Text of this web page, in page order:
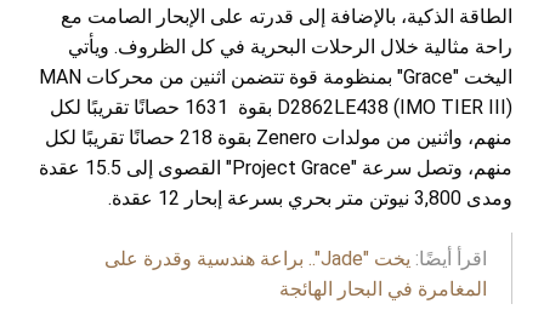
الطاقة الذكية، بالإضافة إلى قدرته على الإبحار الصامت مع
راحة مثالية خلال الرحلات البحرية في كل الظروف. ويأتي
اليخت "Grace" بمنظومة قوة تتضمن اثنين من محركات MAN
D2862LE438 (IMO TIER III) بقوة 1631 حصانًا تقريبًا لكل
منهم، واثنين من مولدات Zenero بقوة 218 حصانًا تقريبًا لكل
منهم، وتصل سرعة "Project Grace" القصوى إلى 15.5 عقدة
ومدى 3,800 نيوتن متر بحري بسرعة إبحار 12 عقدة.
اقرأ أيضًا:
يخت "Jade".. براعة هندسية وقدرة على
المغامرة في البحار الهائجة